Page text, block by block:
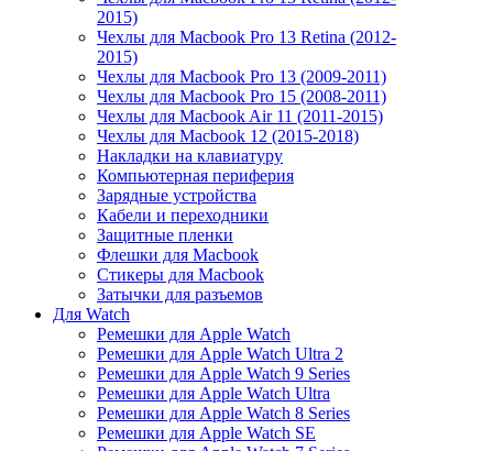
2015)
Чехлы для Macbook Pro 13 Retina (2012-
2015)
Чехлы для Macbook Pro 13 (2009-2011)
Чехлы для Macbook Pro 15 (2008-2011)
Чехлы для Macbook Air 11 (2011-2015)
Чехлы для Macbook 12 (2015-2018)
Накладки на клавиатуру
Компьютерная периферия
Зарядные устройства
Кабели и переходники
Защитные пленки
Флешки для Macbook
Стикеры для Macbook
Затычки для разъемов
Для Watch
Ремешки для Apple Watch
Ремешки для Apple Watch Ultra 2
Ремешки для Apple Watch 9 Series
Ремешки для Apple Watch Ultra
Ремешки для Apple Watch 8 Series
Ремешки для Apple Watch SE